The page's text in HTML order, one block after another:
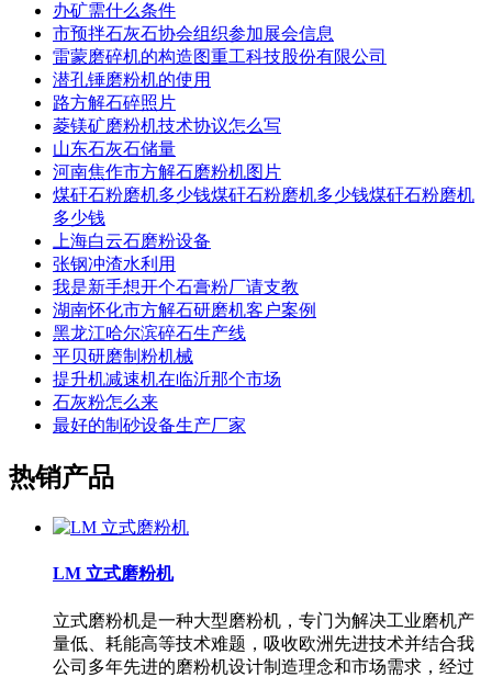
办矿需什么条件
市预拌石灰石协会组织参加展会信息
雷蒙磨碎机的构造图重工科技股份有限公司
潜孔锤磨粉机的使用
路方解石碎照片
菱镁矿磨粉机技术协议怎么写
山东石灰石储量
河南焦作市方解石磨粉机图片
煤矸石粉磨机多少钱煤矸石粉磨机多少钱煤矸石粉磨机
多少钱
上海白云石磨粉设备
张钢冲渣水利用
我是新手想开个石膏粉厂请支教
湖南怀化市方解石研磨机客户案例
黑龙江哈尔滨碎石生产线
平贝研磨制粉机械
提升机减速机在临沂那个市场
石灰粉怎么来
最好的制砂设备生产厂家
热销产品
LM 立式磨粉机
立式磨粉机是一种大型磨粉机，专门为解决工业磨机产
量低、耗能高等技术难题，吸收欧洲先进技术并结合我
公司多年先进的磨粉机设计制造理念和市场需求，经过